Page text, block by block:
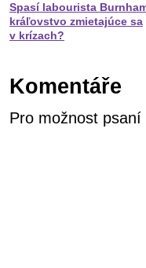
Spasí labourista
kráľovstvo zmietajúce sa
v krízach?
Komentáře
Pro možnost